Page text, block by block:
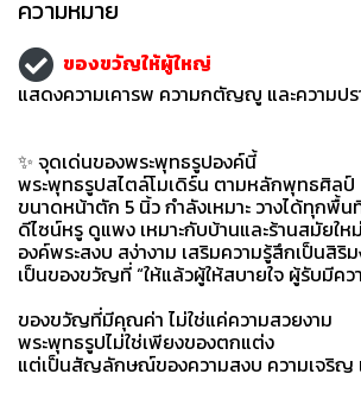
ความหมาย
ของขวัญให้ผู้ใหญ่
แสดงความเคารพ ความกตัญญู และความป
✨ จุดเด่นของพระพุทธรูปองค์นี้
พระพุทธรูปสไตล์โมเดิร์น ตามหลักพุทธศิลป์
ขนาดหน้าตัก 5 นิ้ว กำลังเหมาะ วางได้ทุกพื้น
ดีไซน์หรู ดูแพง เหมาะกับบ้านและร้านสมัยใหม่
องค์พระสงบ สง่างาม เสริมความรู้สึกเป็นสิริ
เป็นของขวัญที่ “ให้แล้วผู้ให้สบายใจ ผู้รับมีคว
ของขวัญที่มีคุณค่า ไม่ใช่แค่ความสวยงาม
พระพุทธรูปไม่ใช่เพียงของตกแต่ง
แต่เป็นสัญลักษณ์ของความสงบ ความเจริญ